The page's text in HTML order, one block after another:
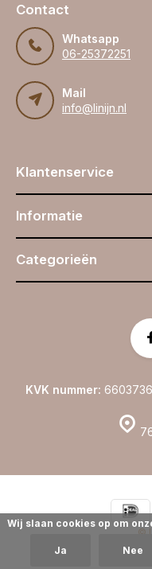
Contact
Whatsapp
06-25372251
Mail
info@linijn.nl
Klantenservice
Informatie
Categorieën
KVK nummer:
©
Wij slaan cookies op om
Ja Nee